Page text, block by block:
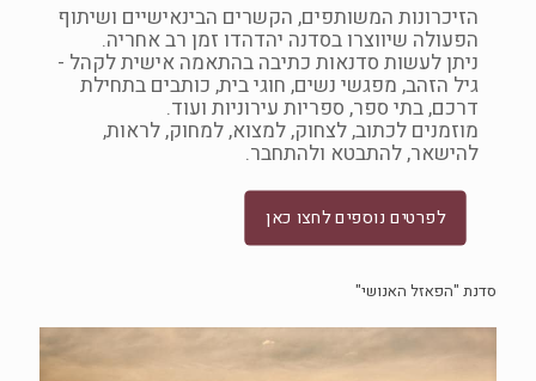
הזיכרונות המשותפים, הקשרים הבינאישיים ושיתוף
הפעולה שיווצרו בסדנה יהדהדו זמן רב אחריה.
ניתן לעשות סדנאות כתיבה בהתאמה אישית לקהל -
גיל הזהב, מפגשי נשים, חוגי בית, כותבים בתחילת
דרכם, בתי ספר, ספריות עירוניות ועוד.
מוזמנים לכתוב, לצחוק, למצוא, למחוק, לראות,
להישאר, להתבטא ולהתחבר.
לפרטים נוספים לחצו כאן
סדנת "הפאזל האנושי"